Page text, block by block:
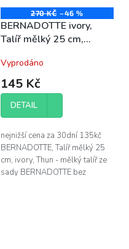
270 KČ –46 %
BERNADOTTE ivory,
Talíř mělký 25 cm,
Vyprodáno
145 Kč
DETAIL
nejnižší cena za 30dní 135kč
BERNADOTTE, Talíř mělký 25
cm, ivory, Thun - mělký talíř ze
sady BERNADOTTE bez